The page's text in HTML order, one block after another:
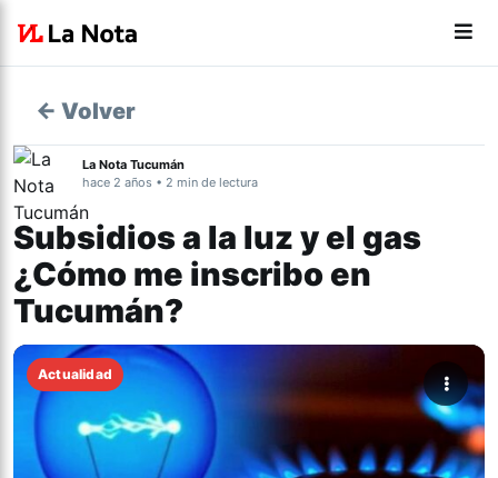
← Volver
La Nota Tucumán
hace 2 años • 2 min de lectura
Subsidios a la luz y el gas
¿Cómo me inscribo en
Tucumán?
Actualidad